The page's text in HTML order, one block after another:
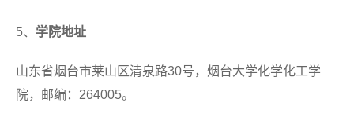
5、 学院地址
山东省烟台市莱山区清泉路30号，烟台大学化学化工学
院，邮编：264005。